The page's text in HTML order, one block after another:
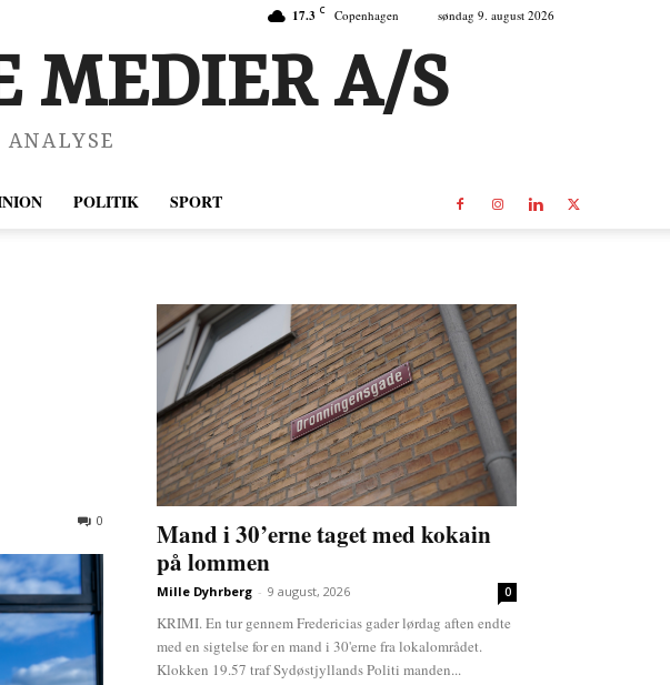
17.3 C Copenhagen søndag 9. august 2026
MEDIER A/S
POLITIK SPORT
0
Mand i 30’erne taget med kokain
på lommen
Mille Dyhrberg - 9 august, 2026 0
KRIMI. En tur gennem Fredericias gader lørdag aften endte
med en sigtelse for en mand i 30'erne fra lokalområdet.
Klokken 19.57 traf Sydøstjyllands Politi manden...